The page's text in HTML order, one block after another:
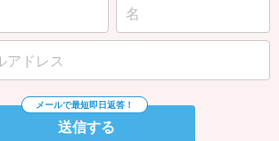
送信する